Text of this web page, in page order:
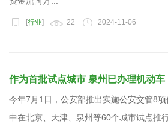
[行业] 22 2024-11-06
作为首批试点城市 泉州已办理机动车
今年7月1日，公安部推出实施公安交管8
中在北京、天津、泉州等60个城市试点推行